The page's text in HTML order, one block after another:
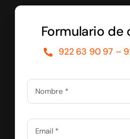
Formulario
922 63 90 97 –